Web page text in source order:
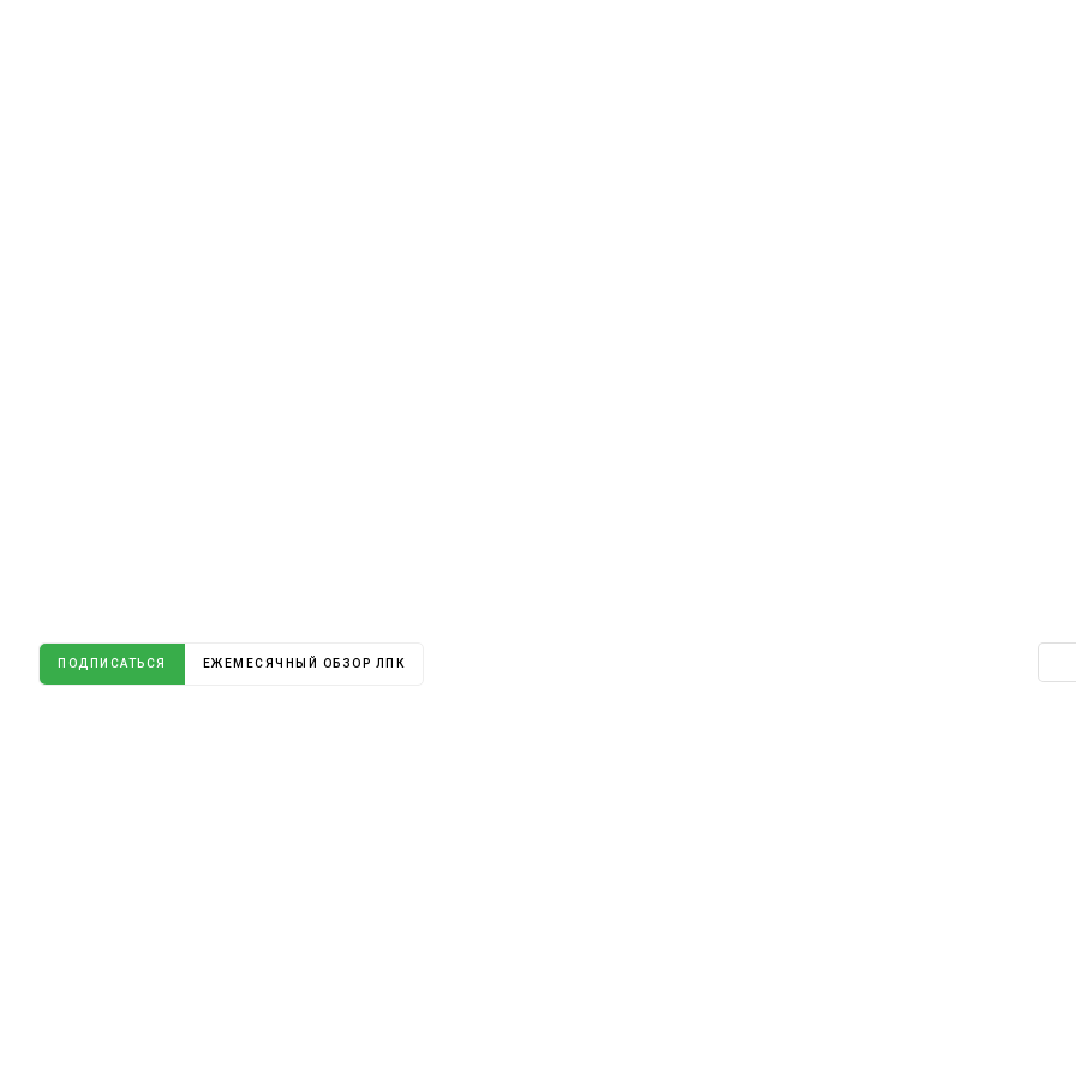
ПОДПИСАТЬСЯ ЕЖЕМЕСЯЧНЫЙ ОБЗОР ЛПК